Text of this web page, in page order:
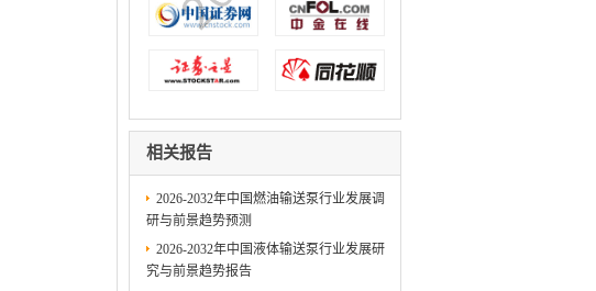
相关报告
2026-2032年中国燃油输送泵行业发展调
研与前景趋势预测
2026-2032年中国液体输送泵行业发展研
究与前景趋势报告